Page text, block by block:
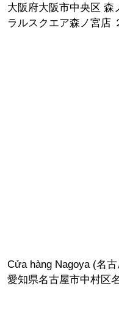
大阪府大阪市中央区 森
ラルスクエア森ノ宮店
Cửa hàng Nagoya (名
愛知県名古屋市中村区